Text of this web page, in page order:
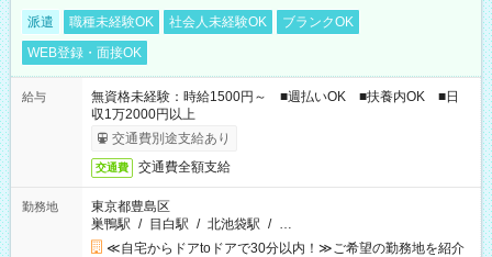
派遣 職種未経験OK 社会人未経験OK
ブランクOK
WEB登録・面接OK
給与
無資格未経験：時給1500円～ ■週払いOK ■扶養内OK ■日
収1万2000円以上
交通費別途支給あり
交通費 交通費全額支給
勤務地
東京都豊島区
巣鴨駅 / 目白駅 / 北池袋駅 / …
≪自宅からドアtoドアで30分以内！≫ご希望の勤務地を紹介